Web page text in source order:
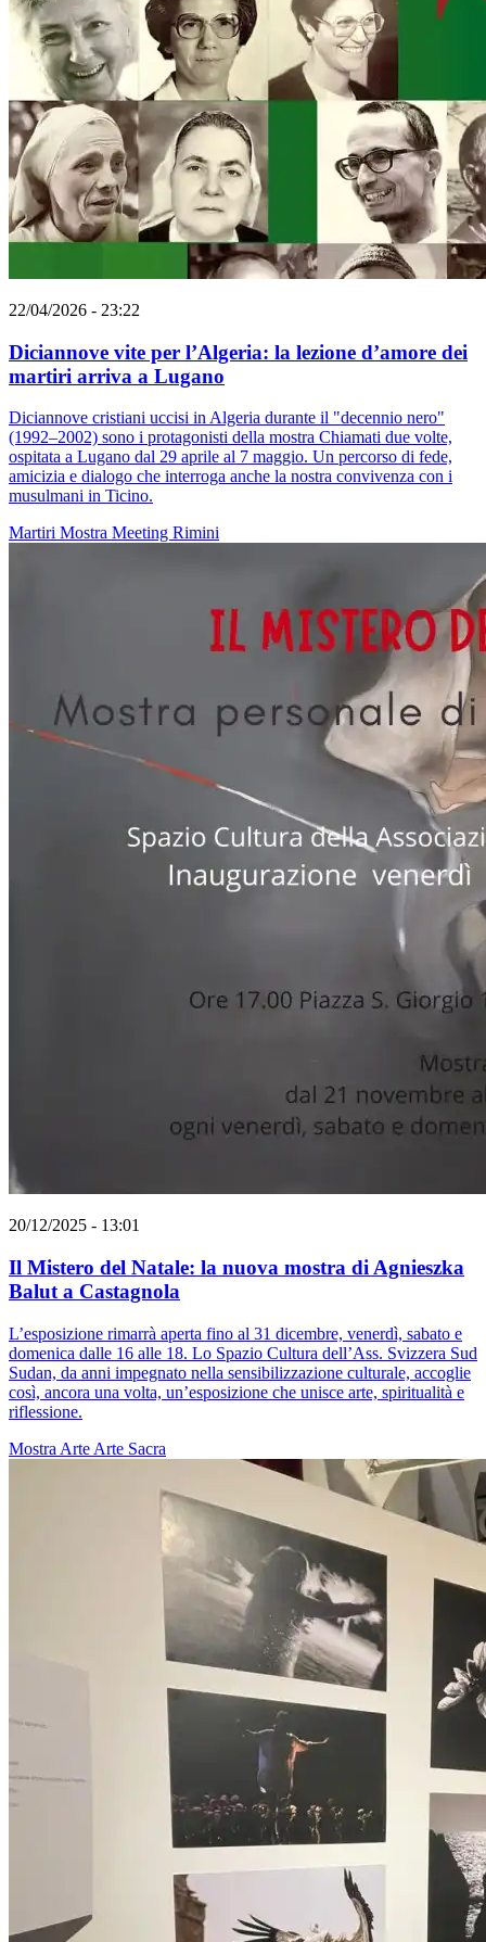
22/04/2026 - 23:22
Diciannove vite per l’Algeria: la lezione d’amore dei
martiri arriva a Lugano
Diciannove cristiani uccisi in Algeria durante il "decennio nero"
(1992–2002) sono i protagonisti della mostra Chiamati due volte,
ospitata a Lugano dal 29 aprile al 7 maggio. Un percorso di fede,
amicizia e dialogo che interroga anche la nostra convivenza con i
musulmani in Ticino.
Martiri Mostra Meeting Rimini
20/12/2025 - 13:01
Il Mistero del Natale: la nuova mostra di Agnieszka
Balut a Castagnola
L’esposizione rimarrà aperta fino al 31 dicembre, venerdì, sabato e
domenica dalle 16 alle 18. Lo Spazio Cultura dell’Ass. Svizzera Sud
Sudan, da anni impegnato nella sensibilizzazione culturale, accoglie
così, ancora una volta, un’esposizione che unisce arte, spiritualità e
riflessione.
Mostra Arte Arte Sacra